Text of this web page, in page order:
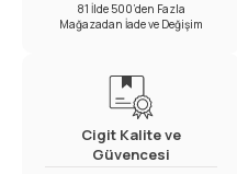
81 İlde 500’den Fazla
Mağazadan İade ve Değişim
Cigit Kalite ve
Güvencesi